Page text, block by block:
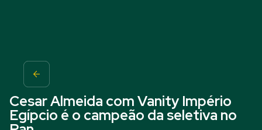
Cesar Almeida com Vanity Império
Egípcio é o campeão da seletiva no